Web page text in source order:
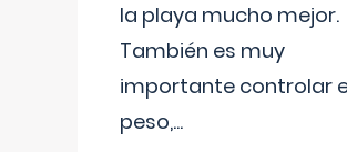
la playa mucho mejor.
También es muy
importante controlar
peso,...